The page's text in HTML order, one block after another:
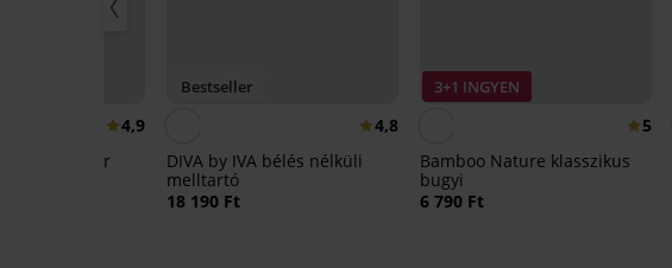
4,9
Minimizer
Bestseller
4,8
DIVA by IVA bélés nélküli
melltartó
18 190 Ft
3+1 INGYEN
5
Bamboo Nature klasszikus
bugyi
6 790 Ft